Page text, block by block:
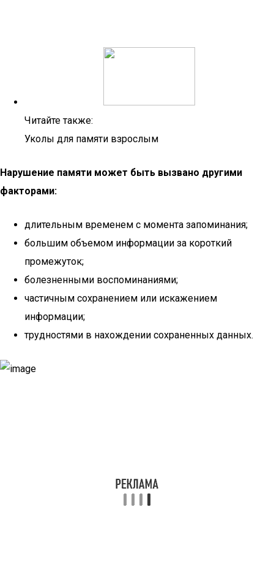
Читайте также:
Уколы для памяти взрослым
Нарушение памяти может быть вызвано другими
факторами:
длительным временем с момента запоминания;
большим объемом информации за короткий
промежуток;
болезненными воспоминаниями;
частичным сохранением или искажением
информации;
трудностями в нахождении сохраненных данных.